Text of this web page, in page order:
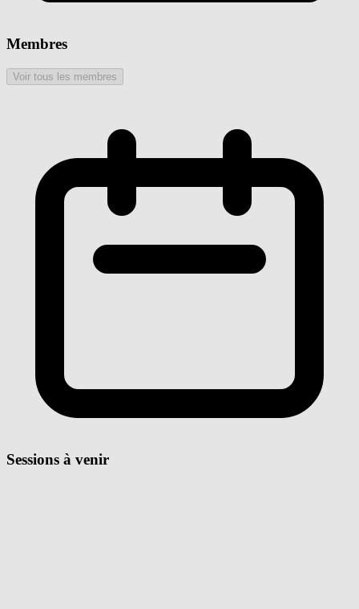
Membres
Voir tous les membres
Sessions à venir